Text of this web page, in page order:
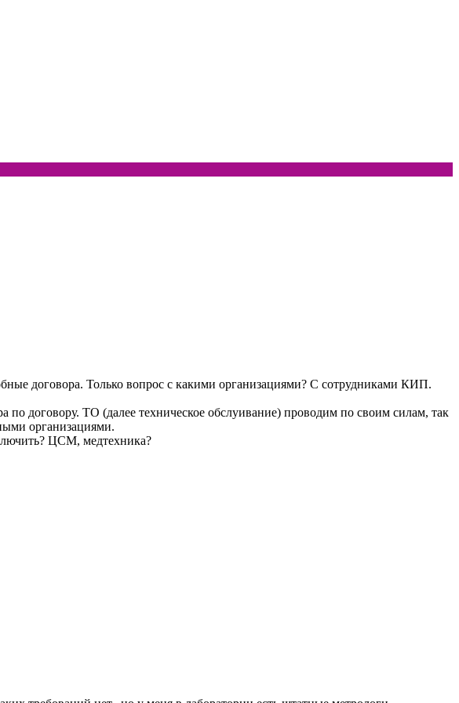
договора. Только вопрос с какими организациями? С сотрудниками КИП.
договору. ТО (далее техническое обслуивание) проводим по своим силам, так
организациями.
ЦСМ, медтехника?